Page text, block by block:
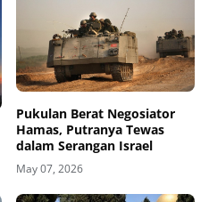
Pukulan Berat Negosiator
Hamas, Putranya Tewas
dalam Serangan Israel
May 07, 2026